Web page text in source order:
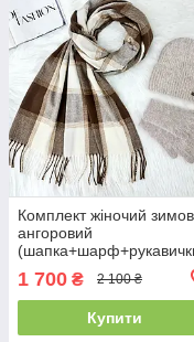
Комплект жіночий
ангоровий
бежевий 13178 - 8049 -
4193
1 700 ₴ 2 100 ₴
Купити